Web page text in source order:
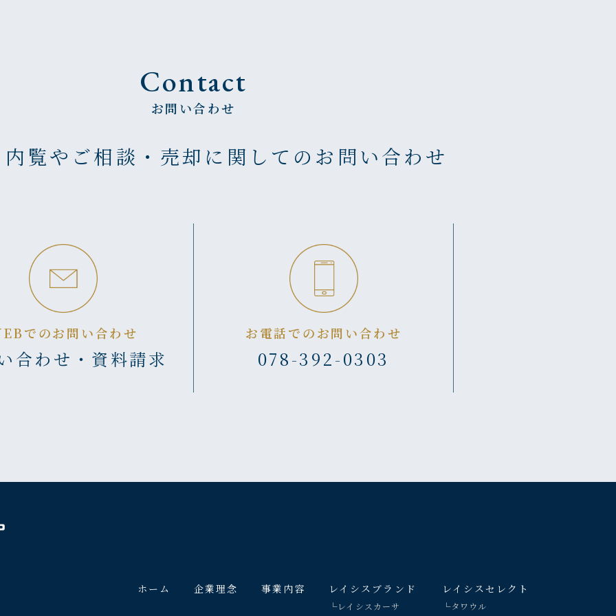
Contact
お問い合わせ
覧やご相談・売却に 関してのお問い合わせ
でのお問い合わせ
合わせ・資料請求
お電話でのお問い合わせ
078-392-0303
ホーム 企業理念 事業内容 レイシスブランド
└レイシスカーサ
レイシスセレクト
└タワウル